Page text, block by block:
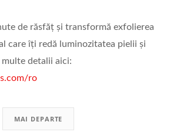
de răsfăț și transformă exfolierea
care îți redă luminozitatea pielii și
detalii aici:
ro
MAI DEPARTE